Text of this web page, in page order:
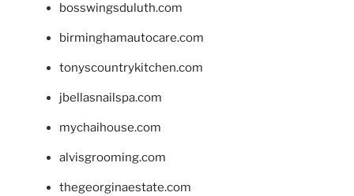
bosswingsduluth.com
birminghamautocare.com
tonyscountrykitchen.com
jbellasnailspa.com
mychaihouse.com
alvisgrooming.com
thegeorginaestate.com